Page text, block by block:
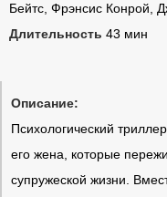
Бейтс, Фрэнсис Конрой,
Длительность 43 мин
Описание:
Психологический
его жена, которые
супружеской жизни.